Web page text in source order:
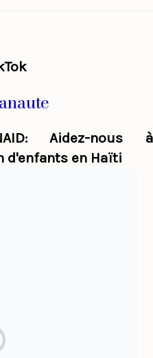
Aidez-nous à
d'enfants en Haïti